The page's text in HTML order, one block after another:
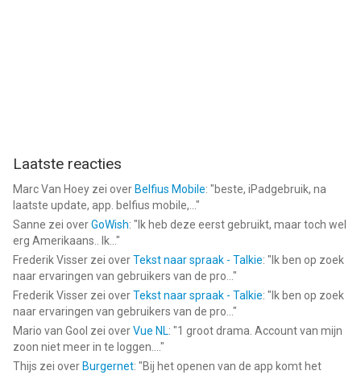
Laatste reacties
Marc Van Hoey zei over Belfius Mobile: "beste, iPadgebruik, na
laatste update, app. belfius mobile,... "
Sanne zei overGoWish: " Ik heb deze eerst gebruikt, maar toch wel
erg Amerikaans.. Ik... "
Frederik Visser zei overTekst naar spraak - Talkie: " Ik ben op zoek
naar ervaringen van gebruikers van de pro... "
Frederik Visser zei overTekst naar spraak - Talkie: " Ik ben op zoek
naar ervaringen van gebruikers van de pro... "
Mario van Gool zei overVue NL: "1 groot drama. Account van mijn
zoon niet meer in te loggen.... "
Thijs zei over Burgernet: "Bij het openen van de app komt het